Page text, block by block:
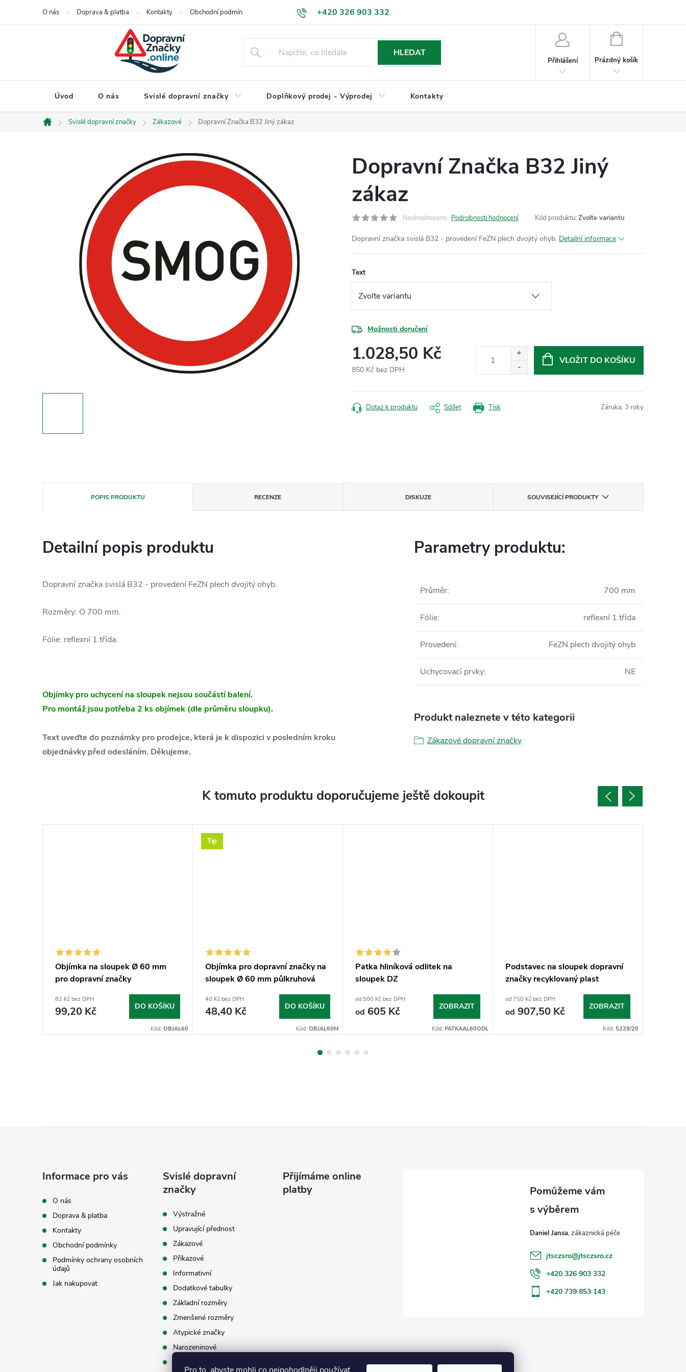
+420 326 903 332
O nás Doprava & platba Kontakty Obchodní podmínky Podmínky ochrany osobních údajů Jak nakupovat
HLEDAT
Přihlášení
NÁKUPNÍ
Prázdný košík
Úvod O nás Svislé dopravní značky Doplňkový prodej - Výprodej Kontakty
Domů
Svislé dopravní značky Zákazové Dopravní Značka B32 Jiný zákaz
Dopravní Značka B32 Jiný
zákaz
Neohodnoceno Podrobnosti hodnocení Kód produktu: Zvolte variantu
Dopravní značka svislá B32 - provedení FeZN plech dvojitý ohyb. Detailní informace
Text
Možnosti doručení
1.028,50 Kč
850 Kč bez DPH
cena:
VLOŽIT DO KOŠÍKU
Tisk
Dotaz k produktu Sdílet Záruka: 3 roky
POPIS PRODUKTU RECENZE DISKUZE SOUVISEJÍCÍ PRODUKTY
Detailní popis produktu
Dopravní značka svislá B32 - provedení FeZN plech dvojitý ohyb.
Rozměry: O 700 mm.
Fólie: reflexní 1.třída.
Objímky pro uchycení na sloupek nejsou součástí balení.
Pro montáž jsou potřeba 2 ks objímek (dle průměru sloupku).
Text uveďte do poznámky pro prodejce, která je k dispozici v posledním kroku
objednávky před odesláním. Děkujeme.
Parametry produktu:
Průměr: 700 mm
Fólie: reflexní 1.třída
Provedení: FeZN plech dvojitý ohyb
Uchycovací prvky: NE
Produkt naleznete v této kategorii
Zákazové dopravní značky
K tomuto produktu doporučujeme ještě dokoupit
Objímka na sloupek Ø 60 mm
pro dopravní značky
82 Kč bez DPH
99,20 Kč DO KOŠÍKU
Kód: OBJAL60
Tip
Objímka pro dopravní značky na
sloupek Ø 60 mm půlkruhová
40 Kč bez DPH
48,40 Kč DO KOŠÍKU
Kód: OBJAL60M
Patka hliníková odlitek na
sloupek DZ
od 500 Kč bez DPH
od 605 Kč ZOBRAZIT
Kód: PATKAAL60ODL
Podstavec na sloupek dopravní
značky recyklovaný plast
od 750 Kč bez DPH
od 907,50 Kč ZOBRAZIT
Kód: 5229/20
Informace pro vás
O nás
Doprava & platba
Kontakty
Obchodní podmínky
Podmínky ochrany osobních
údajů
Jak nakupovat
Svislé dopravní
značky
Výstražné
Upravující přednost
Zákazové
Příkazové
Informativní
Dodatkové tabulky
Základní rozměry
Zmenšené rozměry
Atypické značky
Narozeninové
Přijímáme online
platby
Daniel Jansa
jtsczsro@jtsczsro.cz
+420 326 903 332
+420 739 853 143